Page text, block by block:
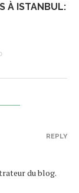
À ISTANBUL:
du blog.
REPLY